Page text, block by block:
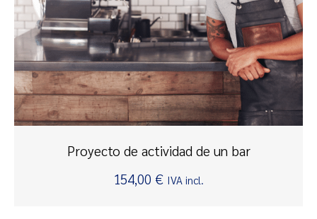
Proyecto de actividad de un bar
154,00 € IVA incl.